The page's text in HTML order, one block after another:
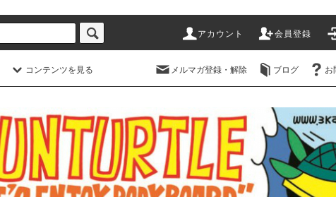
アカウント 会員登録
コンテンツを見る メルマガ登録・解除 ブログ お